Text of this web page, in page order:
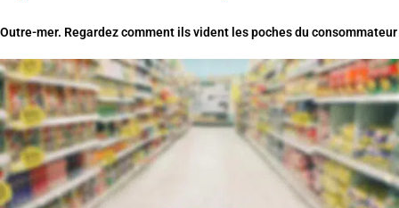
Outre-mer. Regardez comment ils vident les poches du consommateur